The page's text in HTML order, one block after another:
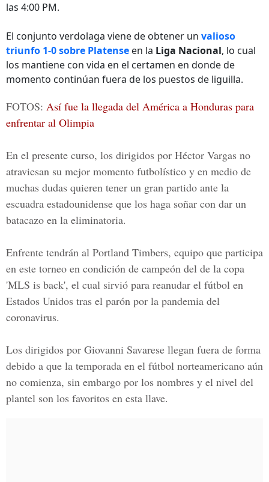
las 4:00 PM.
El conjunto verdolaga viene de obtener un valioso
triunfo 1-0 sobre Platense en la Liga Nacional, lo cual
los mantiene con vida en el certamen en donde de
momento continúan fuera de los puestos de liguilla.
FOTOS: Así fue la llegada del América a Honduras para
enfrentar al Olimpia
En el presente curso, los dirigidos por Héctor Vargas no
atraviesan su mejor momento futbolístico y en medio de
muchas dudas quieren tener un gran partido ante la
escuadra estadounidense que los haga soñar con dar un
batacazo en la eliminatoria.
Enfrente tendrán al Portland Timbers, equipo que participa
en este torneo en condición de campeón del de la copa
'MLS is back', el cual sirvió para reanudar el fútbol en
Estados Unidos tras el parón por la pandemia del
coronavirus.
Los dirigidos por Giovanni Savarese llegan fuera de forma
debido a que la temporada en el fútbol norteamericano aún
no comienza, sin embargo por los nombres y el nivel del
plantel son los favoritos en esta llave.